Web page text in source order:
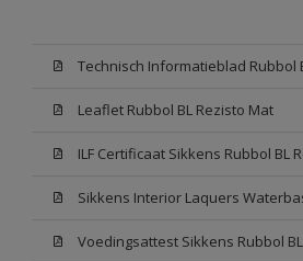
Leaflet Rubbol BL Rezisto Mat
ILF Certificaat Sikkens Rubbol BL